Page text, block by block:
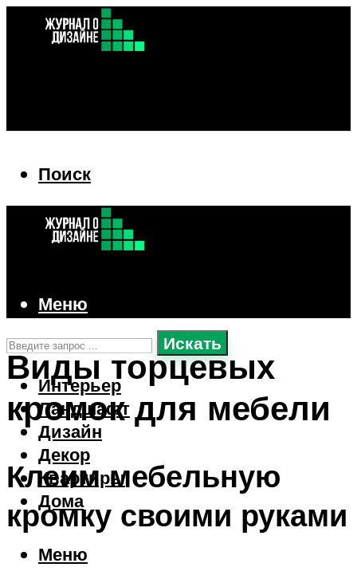
Поиск
Искать
Интерьер
Ландшафт
Дизайн
Декор
Квартиры
Дома
Меню
Меню
Виды торцевых
кромок для мебели
Клеим мебельную
кромку своими руками